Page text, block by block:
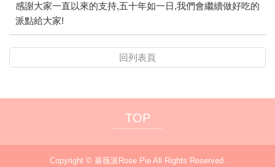
感謝大家一直以來的支持,五十年如一日,我們會繼續做好吃的
派點給大家!
回列表頁
TOP
Copyright © 薔薇派Rose PieAll Rights Reserved.